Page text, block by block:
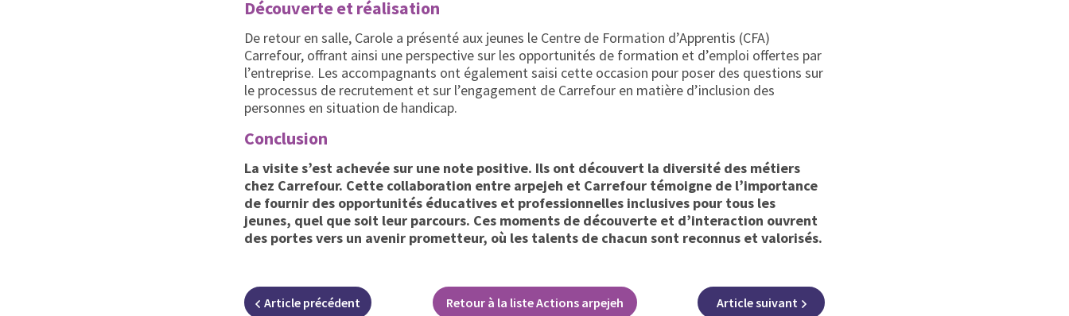
Découverte et réalisation
De retour en salle, Carole a présenté aux jeunes le Centre de Formation d’Apprentis (CFA)
Carrefour, offrant ainsi une perspective sur les opportunités de formation et d’emploi offertes par
l’entreprise. Les accompagnants ont également saisi cette occasion pour poser des questions sur
le processus de recrutement et sur l’engagement de Carrefour en matière d’inclusion des
personnes en situation de handicap.
Conclusion
La visite s’est achevée sur une note positive. Ils ont découvert la diversité des métiers
chez Carrefour. Cette collaboration entre arpejeh et Carrefour témoigne de l’importance
de fournir des opportunités éducatives et professionnelles inclusives pour tous les
jeunes, quel que soit leur parcours. Ces moments de découverte et d’interaction ouvrent
des portes vers un avenir prometteur, où les talents de chacun sont reconnus et valorisés.
Article précédent Retour à la liste Actions arpejeh Articlesuivant